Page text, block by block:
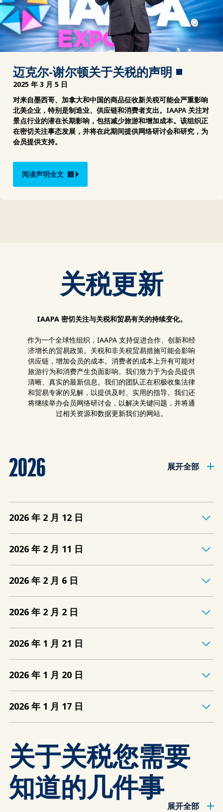
迈克尔-谢尔顿关于关税的声明
2025 年 3 月 5 日
对来自墨西哥、加拿大和中国的商品征收新关税可能会严重影响
北美企业，特别是制造业、供应链和消费者支出。IAAPA 关注对
景点行业的潜在长期影响，包括减少旅游和增加成本。该组织正
在密切关注事态发展，并将在此期间提供网络研讨会和研究，为
会员提供支持。
阅读声明全文
关税更新
IAAPA 密切关注与关税和贸易有关的持续变化。
作为一个全球性组织，IAAPA 支持促进合作、创新和经
济增长的贸易政策。关税和非关税贸易措施可能会影响
供应链，增加会员的成本。消费者的成本上升有可能对
旅游行为和消费产生负面影响。我们致力于为会员提供
清晰、真实的最新信息。我们的团队正在积极收集法律
和贸易专家的见解，以提供及时、实用的指导。我们还
将继续举办会员网络研讨会，以解决关键问题，并将通
过相关资源和数据更新我们的网站。
2026 展开全部
2026 年 2 月 12 日
2026 年 2 月 11 日
2026 年 2 月 6 日
2026 年 2 月 2 日
2026 年 1 月 21 日
2026 年 1 月 20 日
2026 年 1 月 17 日
关于关税您需要
知道的几件事
展开全部